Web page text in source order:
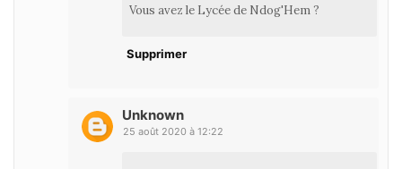
Vous avez le Lycée de Ndog'Hem ?
Supprimer
Unknown
25 août 2020 à 12:22